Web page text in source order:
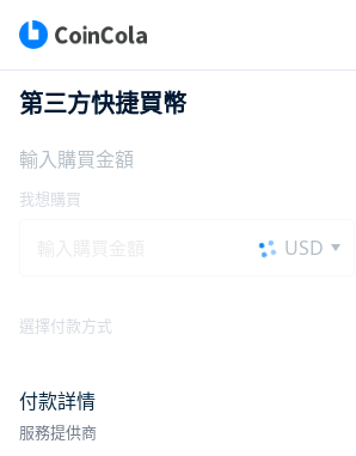
第三方快捷買幣
輸入購買金額
我想購買
USD
選擇付款方式
付款詳情
服務提供商